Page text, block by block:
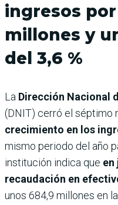
ingresos por
millones y
del 3,6 %
La Dirección Nacional
(DNIT) cerró el séptimo
crecimiento en los
mismo periodo del año
institución indica que en
recaudación en
unos 684,9 millones en